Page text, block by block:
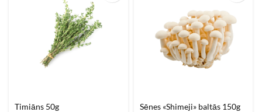
Timiāns 50g Sēnes «Shimeji» baltās 150g